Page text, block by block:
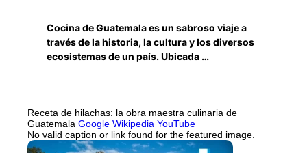
Cocina de Guatemala es un sabroso viaje a
través de la historia, la cultura y los diversos
ecosistemas de un país. Ubicada …
Receta de hilachas: la obra maestra culinaria de
Guatemala Google Wikipedia YouTube
No valid caption or link found for the featured image.